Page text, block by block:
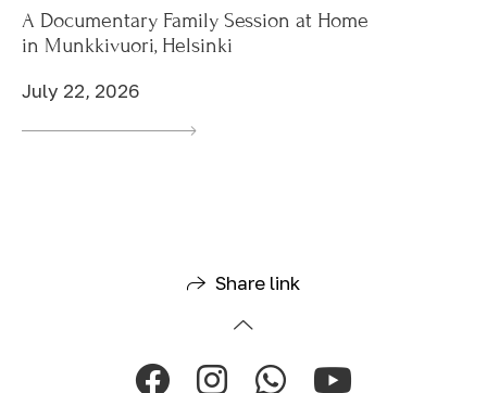
A Documentary Family Session at Home
in Munkkivuori, Helsinki
July 22, 2026
Share link